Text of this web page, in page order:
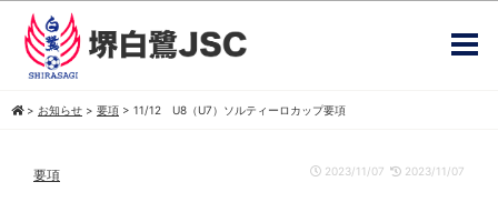
> お知らせ > 要項 > 11/12 U8（U7）ソルティーロカップ要項
要項 2023/11/07 2023/11/07